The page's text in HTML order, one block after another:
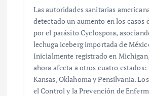
Las autoridades sanitarias
detectado un aumento en los casos
por el parásito Cyclospora,
lechuga iceberg importada de
Inicialmente registrado en
ahora afecta a otros cuatro
Kansas, Oklahoma y Pensilvania.
el Control y la Prevención de